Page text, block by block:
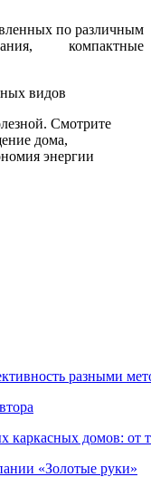
по различным
компактные
Смотрите
дома,
энергии
разными
каркасных домов:
«Золотые руки»